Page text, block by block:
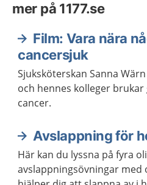
mer på 1177.se
Film: Vara nära
cancersjuk
Sjuksköterskan Sanna
och hennes kolleger
cancer.
Avslappning för
Här kan du lyssna på fyra
avslappningsövningar med